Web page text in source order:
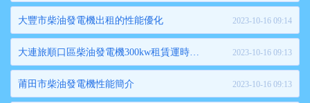
大豐市柴油發電機出租的性能優化 2023-10-16 09:14
大連旅順口區柴油發電機300kw租賃運時要注意哪些方面 2023-10-16 09:13
莆田市柴油發電機性能簡介 2023-10-16 09:13